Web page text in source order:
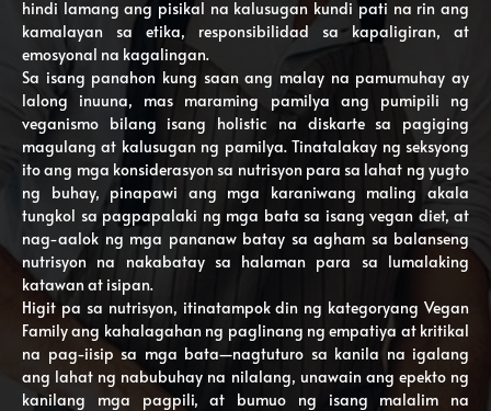
hindi lamang ang pisikal na kalusugan kundi pati na rin ang
kamalayan sa etika, responsibilidad sa kapaligiran, at
emosyonal na kagalingan.
Sa isang panahon kung saan ang malay na pamumuhay ay
lalong inuuna, mas maraming pamilya ang pumipili ng
veganismo bilang isang holistic na diskarte sa pagiging
magulang at kalusugan ng pamilya. Tinatalakay ng seksyong
ito ang mga konsiderasyon sa nutrisyon para sa lahat ng yugto
ng buhay, pinapawi ang mga karaniwang maling akala
tungkol sa pagpapalaki ng mga bata sa isang vegan diet, at
nag-aalok ng mga pananaw batay sa agham sa balanseng
nutrisyon na nakabatay sa halaman para sa lumalaking
katawan at isipan.
Higit pa sa nutrisyon, itinatampok din ng kategoryang Vegan
Family ang kahalagahan ng paglinang ng empatiya at kritikal
na pag-iisip sa mga bata—nagtuturo sa kanila na igalang
ang lahat ng nabubuhay na nilalang, unawain ang epekto ng
kanilang mga pagpili, at bumuo ng isang malalim na